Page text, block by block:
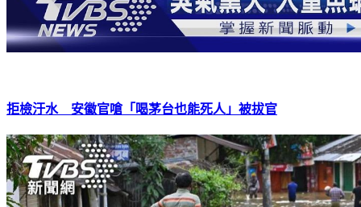
拒檢汙水 安徽官嗆「喝茅台也能死人」被拔官